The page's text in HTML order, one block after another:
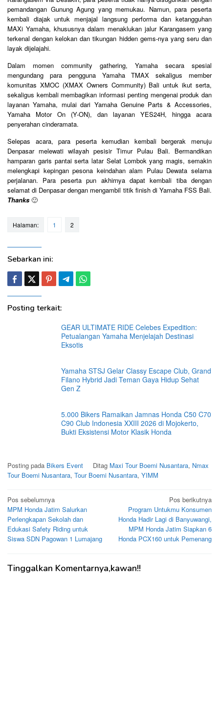
pemandangan Gunung Agung yang memukau. Namun, para peserta
kembali diajak untuk menjajal langsung performa dan ketangguhan
MAXi Yamaha, khususnya dalam menaklukan jalur Karangasem yang
terkenal dengan kelokan dan tikungan hidden gems-nya yang seru dan
layak dijelajahi.
Dalam momen community gathering, Yamaha secara spesial
mengundang para pengguna Yamaha TMAX sekaligus member
komunitas XMOC (XMAX Owners Community) Bali untuk ikut serta,
sekaligus kembali membagikan informasi penting mengenai produk dan
layanan Yamaha, mulai dari Yamaha Genuine Parts & Accessories,
Yamaha Motor On (Y-ON), dan layanan YES24H, hingga acara
penyerahan cinderamata.
Selepas acara, para peserta kemudian kembali bergerak menuju
Denpasar melewati wilayah pesisir Timur Pulau Bali. Bermandikan
hamparan garis pantai serta latar Selat Lombok yang magis, semakin
melengkapi kepingan pesona keindahan alam Pulau Dewata selama
perjalanan. Para peserta pun akhirnya dapat kembali tiba dengan
selamat di Denpasar dengan mengambil titik finish di Yamaha FSS Bali.
Thanks 🙂
Halaman: 1 2
Sebarkan ini:
Posting terkait:
GEAR ULTIMATE RIDE Celebes Expedition:
Petualangan Yamaha Menjelajah Destinasi
Eksotis
Yamaha STSJ Gelar Classy Escape Club, Grand
Filano Hybrid Jadi Teman Gaya Hidup Sehat
Gen Z
5.000 Bikers Ramaikan Jamnas Honda C50 C70
C90 Club Indonesia XXIII 2026 di Mojokerto,
Bukti Eksistensi Motor Klasik Honda
Posting pada Bikers Event Ditag Maxi Tour Boemi Nusantara, Nmax
Tour Boemi Nusantara, Tour Boemi Nusantara, YIMM
Navigasi
pos
Pos sebelumnya
MPM Honda Jatim Salurkan
Perlengkapan Sekolah dan
Edukasi Safety Riding untuk
Siswa SDN Pagowan 1 Lumajang
Pos berikutnya
Program Untukmu Konsumen
Honda Hadir Lagi di Banyuwangi,
MPM Honda Jatim Siapkan 6
Honda PCX160 untuk Pemenang
Tinggalkan Komentarnya,kawan!!